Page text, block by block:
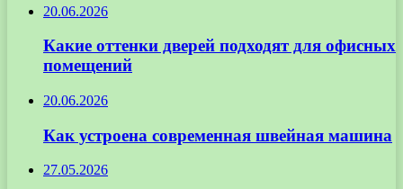
20.06.2026
Какие оттенки дверей подходят для офисных
помещений
20.06.2026
Как устроена современная швейная машина
27.05.2026